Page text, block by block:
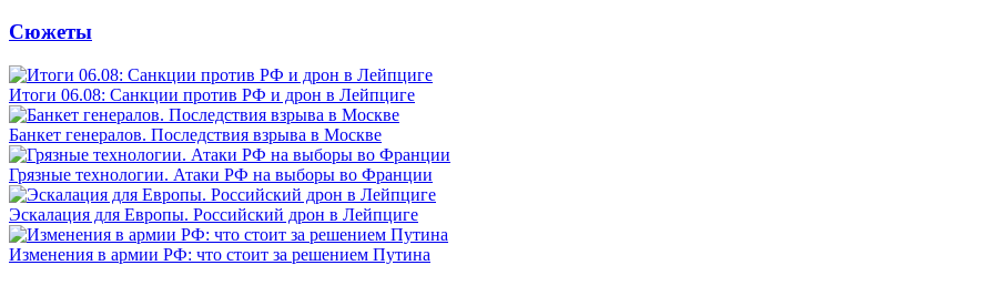
Сюжеты
Итоги 06.08: Санкции против РФ и дрон в Лейпциге
Банкет генералов. Последствия взрыва в Москве
Грязные технологии. Атаки РФ на выборы во Франции
Эскалация для Европы. Российский дрон в Лейпциге
Изменения в армии РФ: что стоит за решением Путина